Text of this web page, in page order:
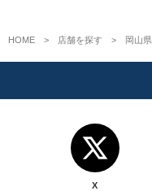
HOME 店舗を探す 岡山県
X